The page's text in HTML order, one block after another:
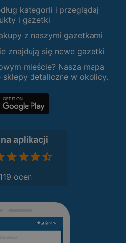
kategorii i przeglądaj
i gazetki
z naszymi gazetkami
znajdują się nowe gazetki
mieście? Nasza mapa
detaliczne w okolicy.
aplikacji
119 ocen